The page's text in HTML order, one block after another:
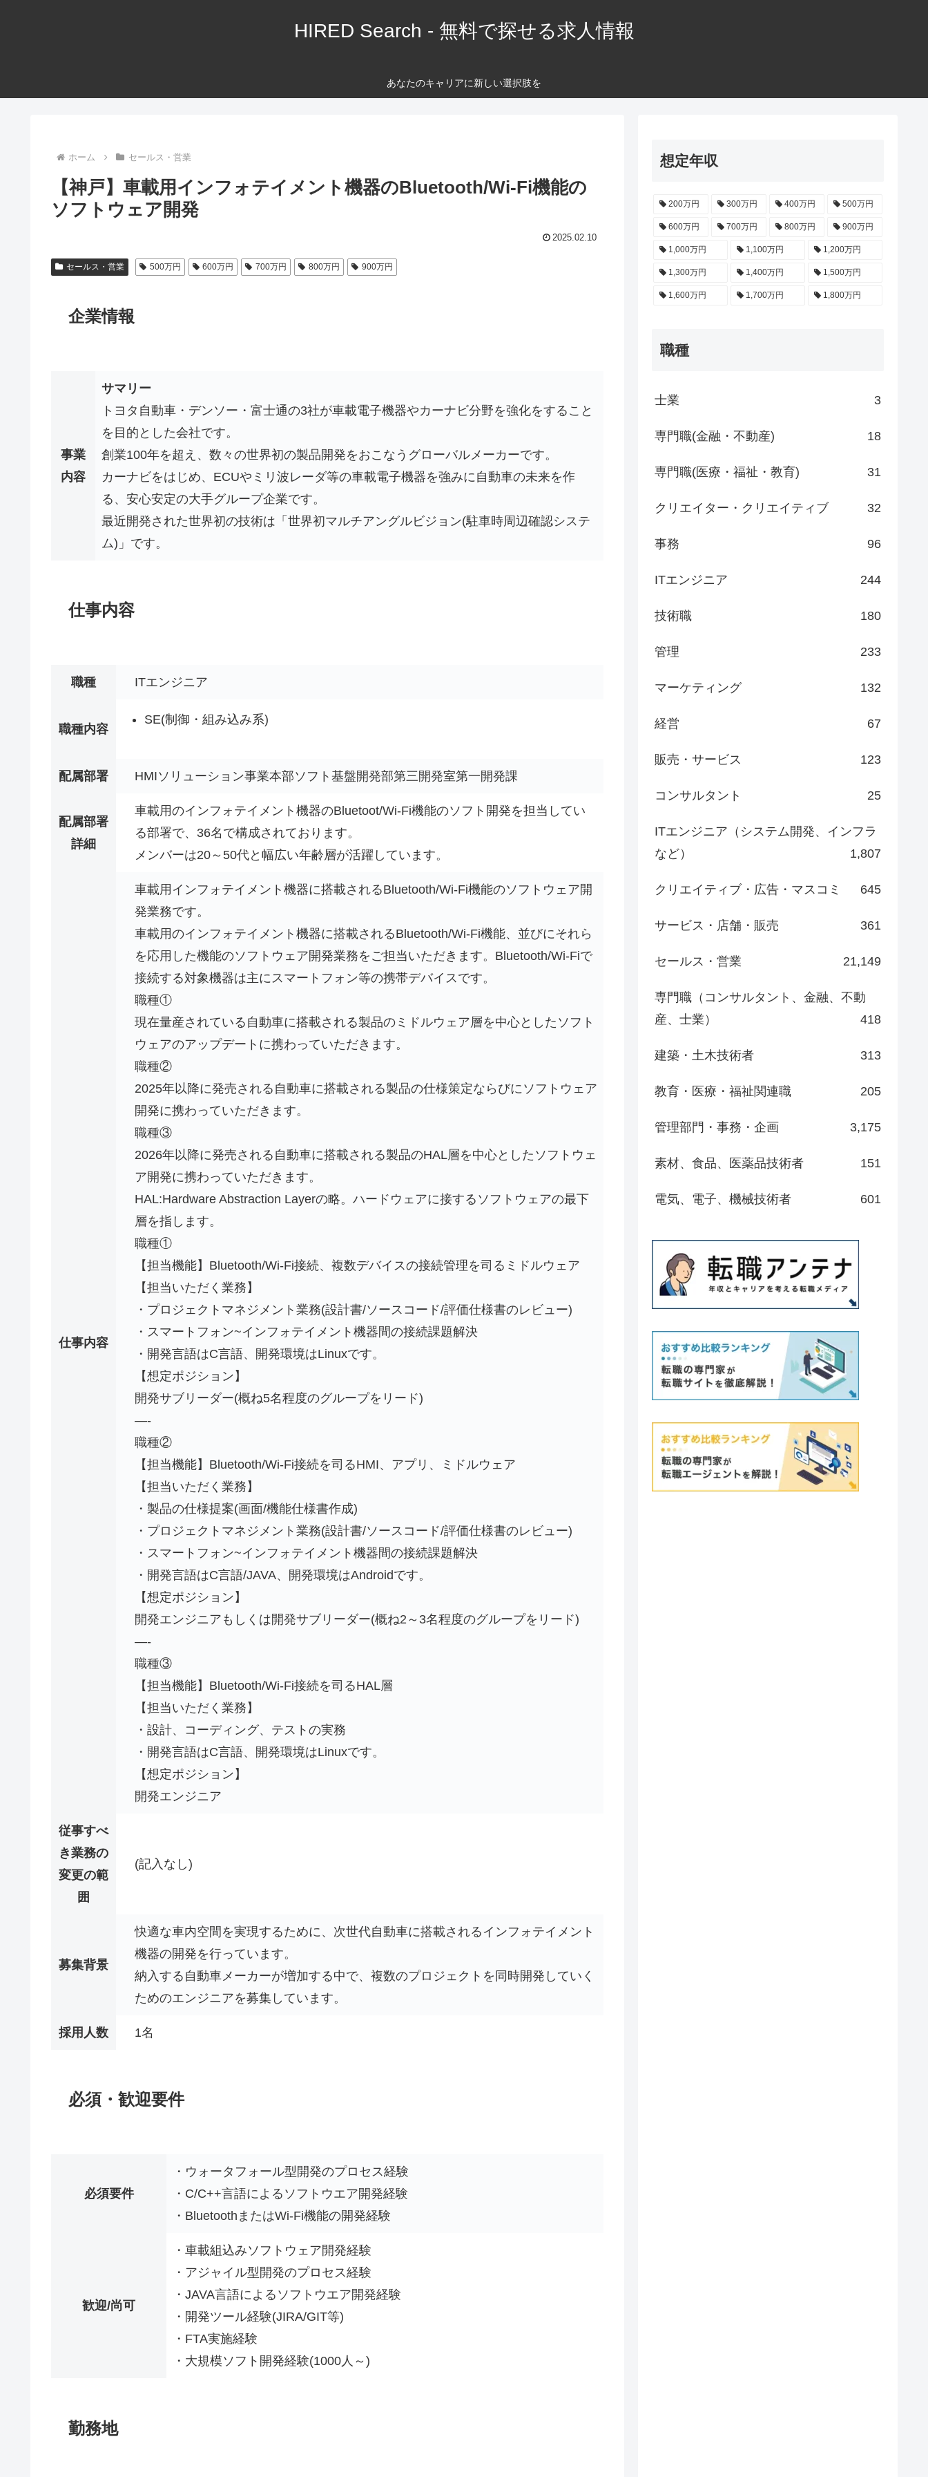
HIRED Search - 無料で探せる求人情報
あなたのキャリアに新しい選択肢を
ホーム セールス・営業
【神戸】車載用インフォテイメント機器のBluetooth/Wi-Fi機能の
ソフトウェア開発
2025.02.10
セールス・営業 500万円 600万円 700万円 800万円 900万円
企業情報
事業
内容
サマリー
トヨタ自動車・デンソー・富士通の3社が車載電子機器やカーナビ分野を強化をすること
を目的とした会社です。
創業100年を超え、数々の世界初の製品開発をおこなうグローバルメーカーです。
カーナビをはじめ、ECUやミリ波レーダ等の車載電子機器を強みに自動車の未来を作
る、安心安定の大手グループ企業です。
最近開発された世界初の技術は「世界初マルチアングルビジョン(駐車時周辺確認システ
ム)」です。
仕事内容
職種 ITエンジニア
職種内容
SE(制御・組み込み系)
配属部署 HMIソリューション事業本部ソフト基盤開発部第三開発室第一開発課
配属部署
詳細
車載用のインフォテイメント機器のBluetoot/Wi-Fi機能のソフト開発を担当してい
る部署で、36名で構成されております。
メンバーは20～50代と幅広い年齢層が活躍しています。
仕事内容
車載用インフォテイメント機器に搭載されるBluetooth/Wi-Fi機能のソフトウェア開
発業務です。
車載用のインフォテイメント機器に搭載されるBluetooth/Wi-Fi機能、並びにそれら
を応用した機能のソフトウェア開発業務をご担当いただきます。Bluetooth/Wi-Fiで
接続する対象機器は主にスマートフォン等の携帯デバイスです。
職種①
現在量産されている自動車に搭載される製品のミドルウェア層を中心としたソフト
ウェアのアップデートに携わっていただきます。
職種②
2025年以降に発売される自動車に搭載される製品の仕様策定ならびにソフトウェア
開発に携わっていただきます。
職種③
2026年以降に発売される自動車に搭載される製品のHAL層を中心としたソフトウェ
ア開発に携わっていただきます。
HAL:Hardware Abstraction Layerの略。ハードウェアに接するソフトウェアの最下
層を指します。
職種①
【担当機能】Bluetooth/Wi-Fi接続、複数デバイスの接続管理を司るミドルウェア
【担当いただく業務】
・プロジェクトマネジメント業務(設計書/ソースコード/評価仕様書のレビュー)
・スマートフォン~インフォテイメント機器間の接続課題解決
・開発言語はC言語、開発環境はLinuxです。
【想定ポジション】
開発サブリーダー(概ね5名程度のグループをリード)
—-
職種②
【担当機能】Bluetooth/Wi-Fi接続を司るHMI、アプリ、ミドルウェア
【担当いただく業務】
・製品の仕様提案(画面/機能仕様書作成)
・プロジェクトマネジメント業務(設計書/ソースコード/評価仕様書のレビュー)
・スマートフォン~インフォテイメント機器間の接続課題解決
・開発言語はC言語/JAVA、開発環境はAndroidです。
【想定ポジション】
開発エンジニアもしくは開発サブリーダー(概ね2～3名程度のグループをリード)
—-
職種③
【担当機能】Bluetooth/Wi-Fi接続を司るHAL層
【担当いただく業務】
・設計、コーディング、テストの実務
・開発言語はC言語、開発環境はLinuxです。
【想定ポジション】
開発エンジニア
従事すべ
き業務の
変更の範
囲
(記入なし)
募集背景
快適な車内空間を実現するために、次世代自動車に搭載されるインフォテイメント
機器の開発を行っています。
納入する自動車メーカーが増加する中で、複数のプロジェクトを同時開発していく
ためのエンジニアを募集しています。
採用人数 1名
必須・歓迎要件
必須要件
・ウォータフォール型開発のプロセス経験
・C/C++言語によるソフトウエア開発経験
・BluetoothまたはWi-Fi機能の開発経験
歓迎/尚可
・車載組込みソフトウェア開発経験
・アジャイル型開発のプロセス経験
・JAVA言語によるソフトウエア開発経験
・開発ツール経験(JIRA/GIT等)
・FTA実施経験
・大規模ソフト開発経験(1000人～)
勤務地
想定年収
200万円 300万円 400万円 500万円
600万円 700万円 800万円 900万円
1,000万円 1,100万円 1,200万円
1,300万円 1,400万円 1,500万円
1,600万円 1,700万円 1,800万円
職種
士業 3
専門職(金融・不動産) 18
専門職(医療・福祉・教育) 31
クリエイター・クリエイティブ 32
事務 96
ITエンジニア 244
技術職 180
管理 233
マーケティング 132
経営 67
販売・サービス 123
コンサルタント 25
ITエンジニア（システム開発、インフラ
など）
1,807
クリエイティブ・広告・マスコミ 645
サービス・店舗・販売 361
セールス・営業 21,149
専門職（コンサルタント、金融、不動
産、士業）
418
建築・土木技術者 313
教育・医療・福祉関連職 205
管理部門・事務・企画 3,175
素材、食品、医薬品技術者 151
電気、電子、機械技術者 601